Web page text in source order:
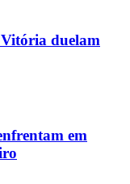
duelam
em